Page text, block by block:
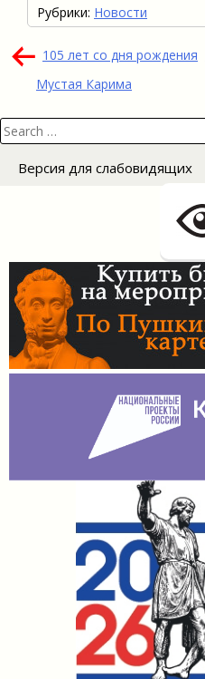
Рубрики: Новости
Навигация
по
105 лет со дня рождения
Мустая Карима
Search
for:
Версия для слабовидящих